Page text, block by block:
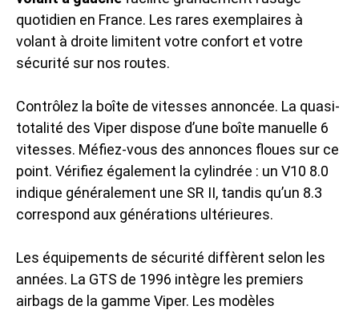
quotidien en France. Les rares exemplaires à
volant à droite limitent votre confort et votre
sécurité sur nos routes.
Contrôlez la boîte de vitesses annoncée. La quasi-
totalité des Viper dispose d’une boîte manuelle 6
vitesses. Méfiez-vous des annonces floues sur ce
point. Vérifiez également la cylindrée : un V10 8.0
indique généralement une SR II, tandis qu’un 8.3
correspond aux générations ultérieures.
Les équipements de sécurité diffèrent selon les
années. La GTS de 1996 intègre les premiers
airbags de la gamme Viper. Les modèles